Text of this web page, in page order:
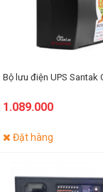
Bộ lưu điện UPS Santak
1.089.000
Đặt hàng